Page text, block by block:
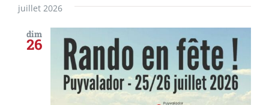
juillet 2026
dim
26